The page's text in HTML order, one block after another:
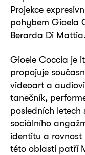
Projekce
pohybem Gioela
Berarda Di Mattia.
Gioele Coccia je
propojuje
videoart a
tanečník,
posledních letech
sociálního
identitu a rovnost
této oblasti patří